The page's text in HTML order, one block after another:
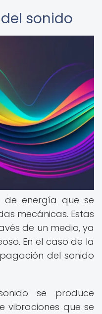
sonido
de energía que se
mecánicas. Estas
de un medio, ya
En el caso de la
del sonido
se produce
vibraciones que se